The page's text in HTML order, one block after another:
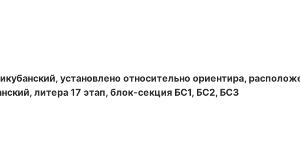
установлено относительно ориентира,
литера 17 этап, блок-секция БС1, БС2, БС3